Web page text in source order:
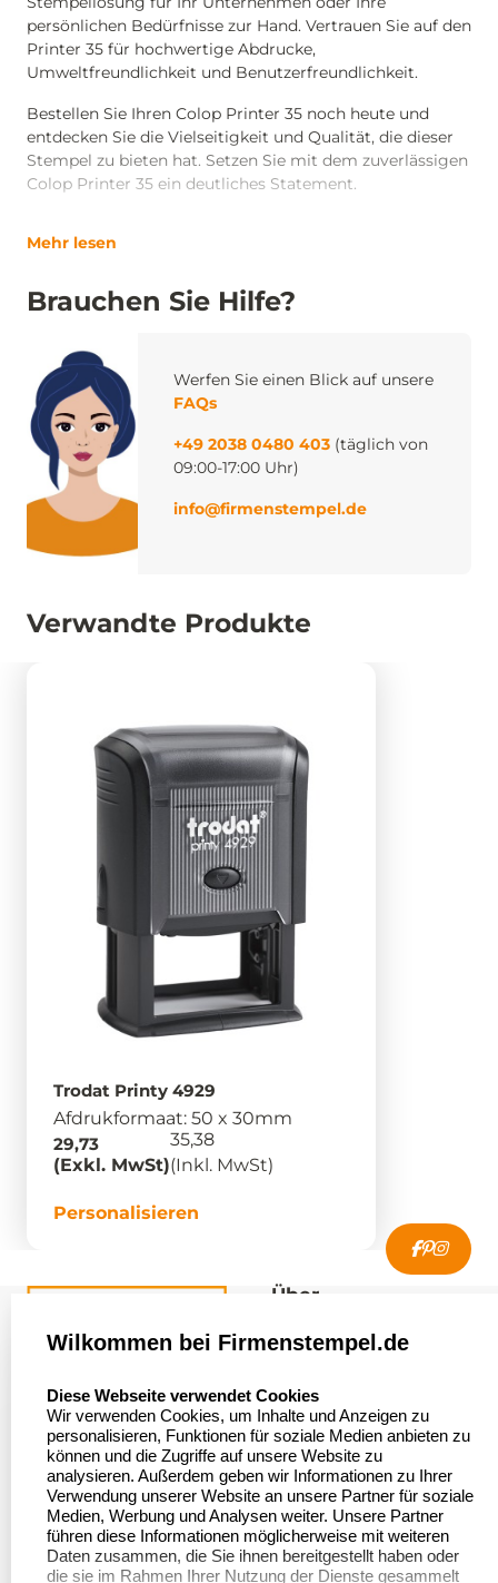
persönlichen Bedürfnisse zur Hand. Vertrauen Sie auf den
Printer 35 für hochwertige Abdrucke,
Umweltfreundlichkeit und Benutzerfreundlichkeit.
Bestellen Sie Ihren Colop Printer 35 noch heute und
entdecken Sie die Vielseitigkeit und Qualität, die dieser
Stempel zu bieten hat. Setzen Sie mit dem zuverlässigen
Colop Printer 35 ein deutliches Statement.
Mehr lesen
Brauchen Sie Hilfe?
Werfen Sie einen Blick auf unsere
FAQs
+49 2038 0480 403 (täglich von
09:00-17:00 Uhr)
info@firmenstempel.de
Verwandte Produkte
Trodat Printy 4929
Afdrukformaat: 50 x 30mm
29,73
(Exkl. MwSt)
35,38
(Inkl. MwSt)
Personalisieren
Asterlager Straße 97
47228 Duisburg
Deutschland
Über
Über uns
Bewerten Sie uns
Sitemap
Stempel in
Deutschland
Wilkommen bei Firmenstempel.de
Diese Webseite verwendet Cookies
Wir verwenden Cookies, um Inhalte und Anzeigen zu
personalisieren, Funktionen für soziale Medien anbieten zu
können und die Zugriffe auf unsere Website zu
analysieren. Außerdem geben wir Informationen zu Ihrer
Verwendung unserer Website an unsere Partner für soziale
Medien, Werbung und Analysen weiter. Unsere Partner
führen diese Informationen möglicherweise mit weiteren
Daten zusammen, die Sie ihnen bereitgestellt haben oder
die sie im Rahmen Ihrer Nutzung der Dienste gesammelt